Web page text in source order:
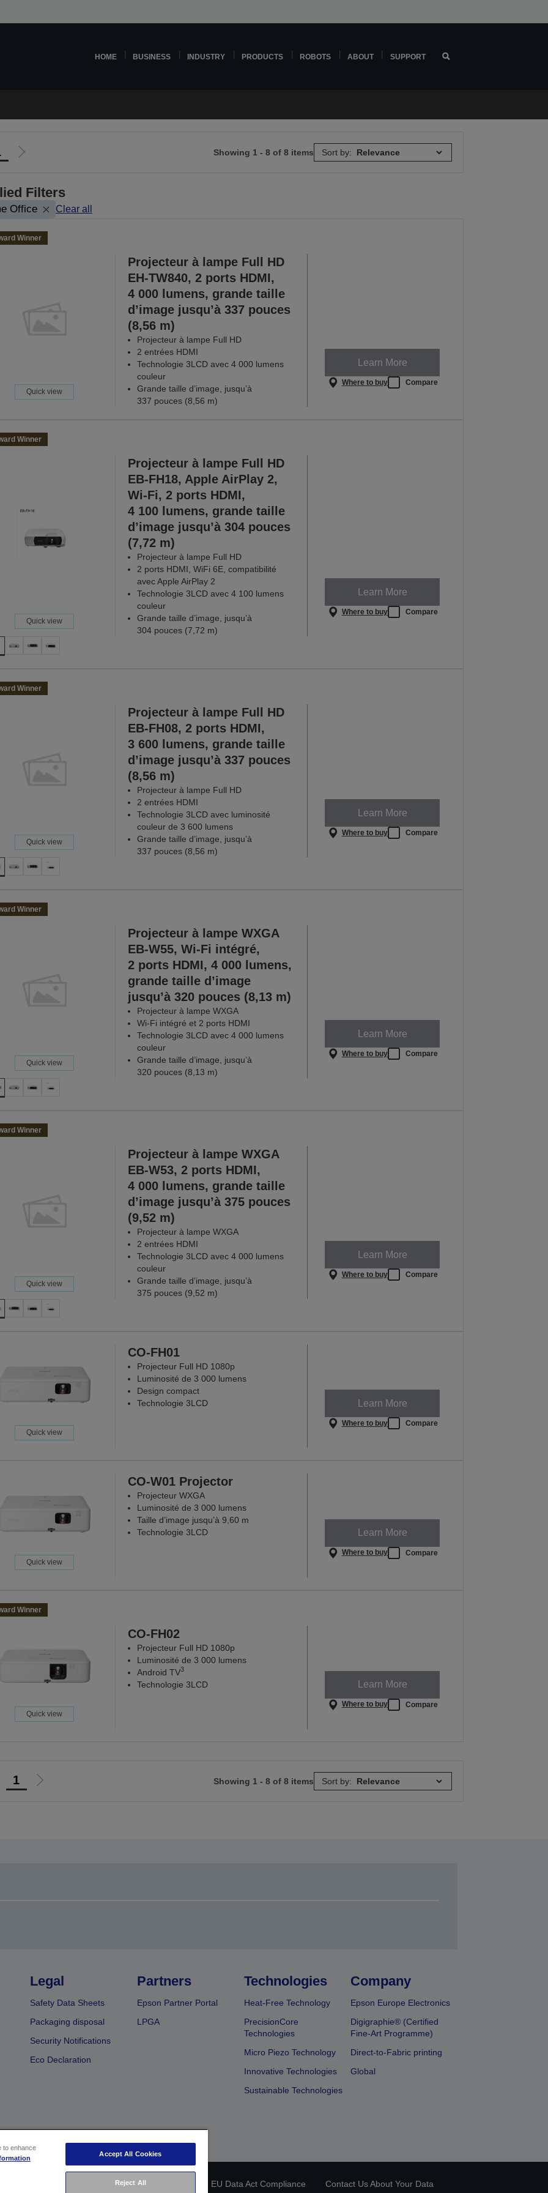
HOME BUSINESS INDUSTRY PRODUCTS ROBOTS ABOUT SUPPORT
Go
next
Showing 1 - 8 of 8 items Sort by:
Filters
Office Clear all
Winner
Quick view
Projecteur à lampe Full HD
EH-TW840, 2 ports HDMI,
4 000 lumens, grande taille
d’image jusqu’à 337 pouces
(8,56 m)
Projecteur à lampe Full HD
2 entrées HDMI
Technologie 3LCD avec 4 000 lumens
couleur
Grande taille d’image, jusqu’à
337 pouces (8,56 m)
Learn More
Where to buy Compare
Winner
Quick view
Projecteur à lampe Full HD
EB-FH18, Apple AirPlay 2,
Wi-Fi, 2 ports HDMI,
4 100 lumens, grande taille
d’image jusqu’à 304 pouces
(7,72 m)
Projecteur à lampe Full HD
2 ports HDMI, WiFi 6E, compatibilité
avec Apple AirPlay 2
Technologie 3LCD avec 4 100 lumens
couleur
Grande taille d’image, jusqu’à
304 pouces (7,72 m)
Learn More
Where to buy Compare
Winner
Quick view
Projecteur à lampe Full HD
EB-FH08, 2 ports HDMI,
3 600 lumens, grande taille
d’image jusqu’à 337 pouces
(8,56 m)
Projecteur à lampe Full HD
2 entrées HDMI
Technologie 3LCD avec luminosité
couleur de 3 600 lumens
Grande taille d’image, jusqu’à
337 pouces (8,56 m)
Learn More
Where to buy Compare
Winner
Quick view
Projecteur à lampe WXGA
EB-W55, Wi-Fi intégré,
2 ports HDMI, 4 000 lumens,
grande taille d’image
jusqu’à 320 pouces (8,13 m)
Projecteur à lampe WXGA
Wi-Fi intégré et 2 ports HDMI
Technologie 3LCD avec 4 000 lumens
couleur
Grande taille d’image, jusqu’à
320 pouces (8,13 m)
Learn More
Where to buy Compare
Winner
Quick view
Projecteur à lampe WXGA
EB-W53, 2 ports HDMI,
4 000 lumens, grande taille
d’image jusqu’à 375 pouces
(9,52 m)
Projecteur à lampe WXGA
2 entrées HDMI
Technologie 3LCD avec 4 000 lumens
couleur
Grande taille d’image, jusqu’à
375 pouces (9,52 m)
Learn More
Where to buy Compare
Quick view
CO-FH01
Projecteur Full HD 1080p
Luminosité de 3 000 lumens
Design compact
Technologie 3LCD
Learn More
Where to buy Compare
Quick view
CO-W01 Projector
Projecteur WXGA
Luminosité de 3 000 lumens
Taille d’image jusqu’à 9,60 m
Technologie 3LCD
Learn More
Where to buy Compare
Winner
Quick view
CO-FH02
Projecteur Full HD 1080p
Luminosité de 3 000 lumens
Android TV3
Technologie 3LCD Learn More
Where to buy Compare
1
Go
Showing 1 - 8 of 8 items Sort by:
Legal
Safety Data Sheets
Packaging disposal
Security Notifications
Eco Declaration
Partners
Epson Partner Portal
LPGA
Technologies
Heat-Free Technology
PrecisionCore
Technologies
Micro Piezo Technology
Innovative Technologies
Sustainable Technologies
Company
Epson Europe Electronics
Digigraphie® (Certified
Fine-Art Programme)
Direct-to-Fabric printing
Global
Privacy Information Statement EU Data Act Compliance Contact Us About Your Data
to enhance
Accept All Cookies
Reject All